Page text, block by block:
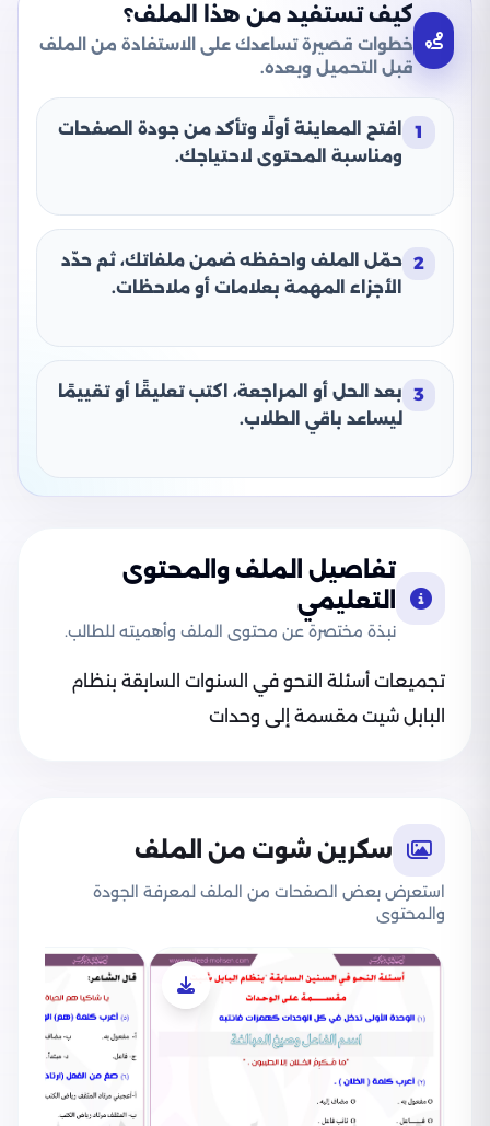
كيف تستفيد من هذا الملف؟
خطوات قصيرة تساعدك على الاستفادة من الملف
قبل التحميل وبعده.
1
افتح المعاينة أولًا وتأكد من جودة الصفحات
ومناسبة المحتوى لاحتياجك.
2 حمّل الملف واحفظه ضمن ملفاتك، ثم حدّد
الأجزاء المهمة بعلامات أو ملاحظات.
3
بعد الحل أو المراجعة، اكتب تعليقًا أو تقييمًا
ليساعد باقي الطلاب.
تفاصيل الملف والمحتوى
التعليمي
نبذة مختصرة عن محتوى الملف وأهميته للطالب.
تجميعات أسئلة النحو في السنوات السابقة بنظام
البابل شيت مقسمة إلى وحدات
سكرين شوت من الملف
استعرض بعض الصفحات من الملف لمعرفة الجودة
والمحتوى